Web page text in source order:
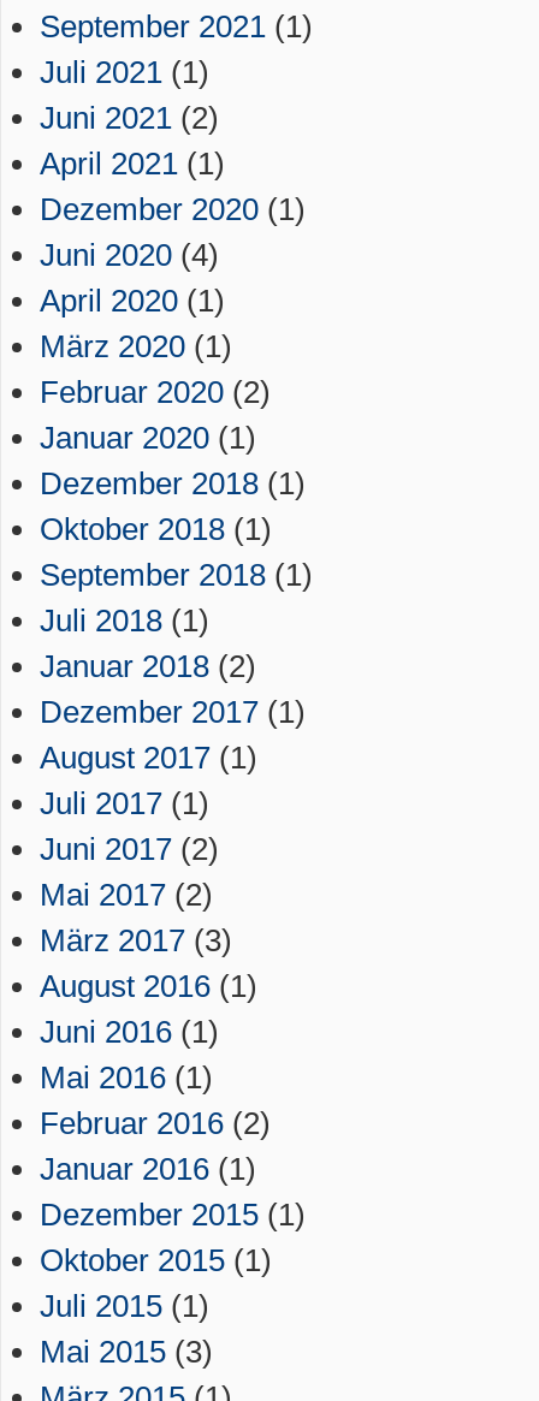
September 2021 (1)
Juli 2021 (1)
Juni 2021 (2)
April 2021 (1)
Dezember 2020 (1)
Juni 2020 (4)
April 2020 (1)
März 2020 (1)
Februar 2020 (2)
Januar 2020 (1)
Dezember 2018 (1)
Oktober 2018 (1)
September 2018 (1)
Juli 2018 (1)
Januar 2018 (2)
Dezember 2017 (1)
August 2017 (1)
Juli 2017 (1)
Juni 2017 (2)
Mai 2017 (2)
März 2017 (3)
August 2016 (1)
Juni 2016 (1)
Mai 2016 (1)
Februar 2016 (2)
Januar 2016 (1)
Dezember 2015 (1)
Oktober 2015 (1)
Juli 2015 (1)
Mai 2015 (3)